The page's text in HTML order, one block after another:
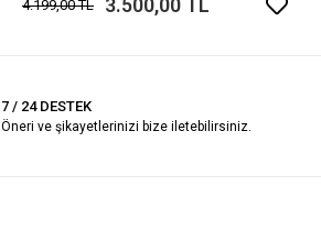
4.199,00 TL 3.500,00 TL
7 / 24 DESTEK
Öneri ve şikayetlerinizi bize iletebilirsiniz.